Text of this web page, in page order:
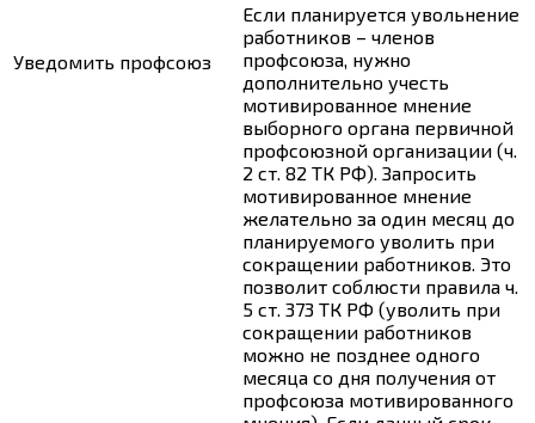
Уведомить профсоюз
Если планируется увольнение
работников – членов
профсоюза, нужно
дополнительно учесть
мотивированное мнение
выборного органа первичной
профсоюзной организации (ч.
2 ст. 82 ТК РФ). Запросить
мотивированное мнение
желательно за один месяц до
планируемого уволить при
сокращении работников. Это
позволит соблюсти правила ч.
5 ст. 373 ТК РФ (уволить при
сокращении работников
можно не позднее одного
месяца со дня получения от
профсоюза мотивированного